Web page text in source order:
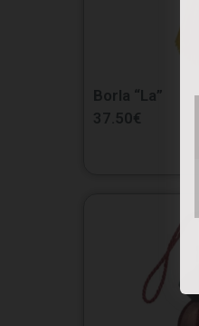
Borla “La”
37.50€